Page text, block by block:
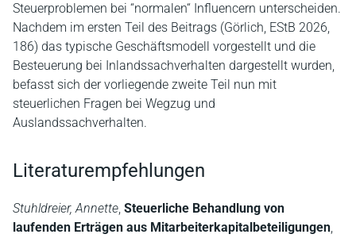
Steuerproblemen bei “normalen“ Influencern unterscheiden.
Nachdem im ersten Teil des Beitrags (Görlich, EStB 2026,
186) das typische Geschäftsmodell vorgestellt und die
Besteuerung bei Inlandssachverhalten dargestellt wurden,
befasst sich der vorliegende zweite Teil nun mit
steuerlichen Fragen bei Wegzug und
Auslandssachverhalten.
Literaturempfehlungen
Stuhldreier, Annette, Steuerliche Behandlung von
laufenden Erträgen aus Mitarbeiterkapitalbeteiligungen,